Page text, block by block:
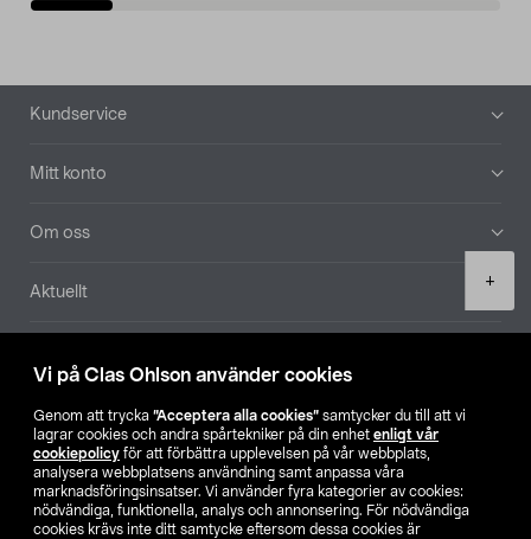
Vi på Clas Ohlson använder cookies
Genom att trycka ”Acceptera alla cookies” samtycker du till att vi
lagrar cookies och andra spårtekniker på din enhet enligt vår
cookiepolicy för att förbättra upplevelsen på vår webbplats,
analysera webbplatsens användning samt anpassa våra
marknadsföringsinsatser. Vi använder fyra kategorier av cookies:
nödvändiga, funktionella, analys och annonsering. För nödvändiga
cookies krävs inte ditt samtycke eftersom dessa cookies är
+
Sidfot
Kundservice
Mitt konto
Om oss
Aktuellt
Hitta butik
SE NO FI